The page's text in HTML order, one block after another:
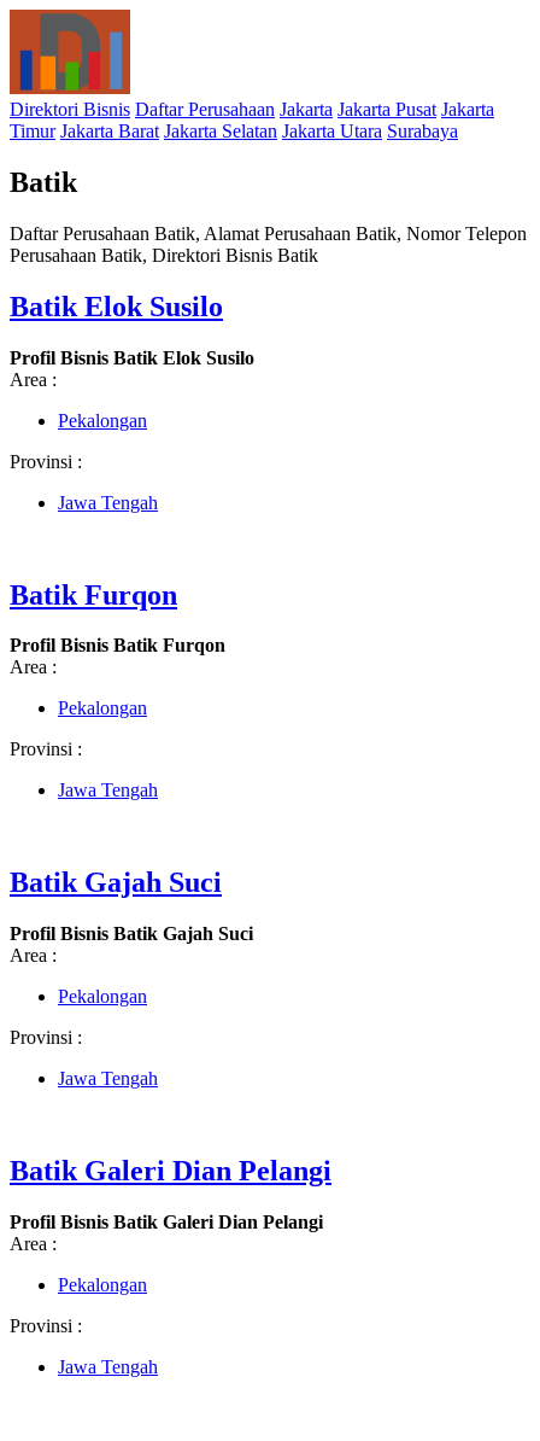
Direktori Bisnis Daftar Perusahaan Jakarta Jakarta Pusat Jakarta
Timur Jakarta Barat Jakarta Selatan Jakarta Utara Surabaya
Batik
Daftar Perusahaan Batik, Alamat Perusahaan Batik, Nomor Telepon
Perusahaan Batik, Direktori Bisnis Batik
Batik Elok Susilo
Profil Bisnis Batik Elok Susilo
Area :
Pekalongan
Provinsi :
Jawa Tengah
Batik Furqon
Profil Bisnis Batik Furqon
Area :
Pekalongan
Provinsi :
Jawa Tengah
Batik Gajah Suci
Profil Bisnis Batik Gajah Suci
Area :
Pekalongan
Provinsi :
Jawa Tengah
Batik Galeri Dian Pelangi
Profil Bisnis Batik Galeri Dian Pelangi
Area :
Pekalongan
Provinsi :
Jawa Tengah